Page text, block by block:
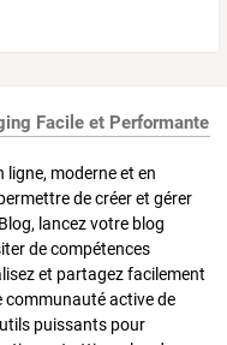
Facile et Performante
ligne, moderne et en
de créer et gérer
lancez votre blog
de compétences
et partagez facilement
communauté active de
puissants pour